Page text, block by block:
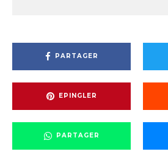
PARTAGER
EPINGLER
PARTAGER